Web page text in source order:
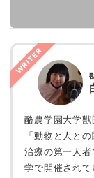
WRITER
酪農学園大学獣
「動物と人と
治療の第一人
学で開催され